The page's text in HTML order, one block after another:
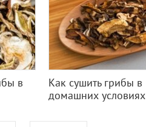
в
Как сушить грибы в
домашних условиях